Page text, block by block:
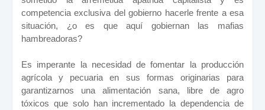
competencia exclusiva del gobierno hacerle frente a esa
situación, ¿o es que aquí gobiernan las mafias
hambreadoras?
Es imperante la necesidad de fomentar la producción
agrícola y pecuaria en sus formas originarias para
garantizarnos una alimentación sana, libre de agro
tóxicos que solo han incrementado la dependencia de